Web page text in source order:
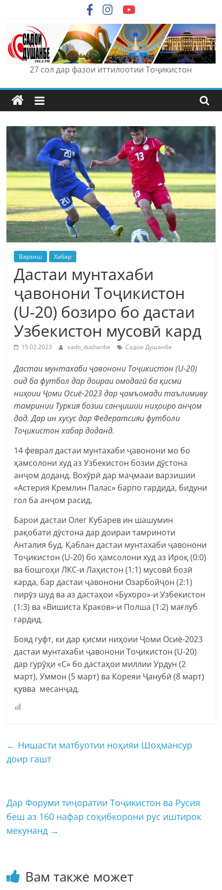
content
27 сол дар фазои иттилоотии Тоҷикистон
Варзиш Хабар
Дастаи мунтахаби
ҷавонони Тоҷикистон
(U-20) бозиро бо дастаи
Узбекистон мусовӣ кард
15.02.2023 sado_dushanbe Садои Душанбе
Дастаи мунтахаби ҷавонони Тоҷикистон (U-20)
оид ба футбол дар доираи омодагӣ ба қисми
ниҳоии Ҷоми Осиё-2023 дар ҷамъомади таълимиву
тамринии Туркия бозии санҷишии ниҳоиро анҷом
дод. Дар ин хусус дар Федератсияи футболи
Тоҷикистон хабар доданд.
14 феврал дастаи мунтахаби ҷавонони мо бо
ҳамсолони худ аз Узбекистон бозии дӯстона
анҷом доданд. Вохӯрӣ дар маҷмааи варзишии
«Астерия Кремлин Палас» барпо гардида, бидуни
гол ба анҷом расид.
Барои дастаи Олег Кубарев ин шашумин
рақобати дӯстона дар доираи тамриноти
Анталия буд. Қаблан дастаи мунтахаби ҷавонони
Тоҷикистон (U-20) бо ҳамсолони худ аз Ироқ (0:0)
ва бошгоҳи ЛКС-и Лаҳистон (1:1) мусовӣ бозӣ
карда, бар дастаи ҷавонони Озарбойҷон (2:1)
пирӯз шуд ва аз дастаҳои «Бухоро»-и Узбекистон
(1:3) ва «Вишиста Краков»-и Полша (1:2) мағлуб
гардид.
Бояд гуфт, ки дар қисми ниҳоии Ҷоми Осиё-2023
дастаи мунтахаби ҷавонони Тоҷикистон (U-20)
дар гурӯҳи «С» бо дастаҳои миллии Урдун (2
март), Уммон (5 март) ва Кореяи Ҷанубӣ (8 март)
қувва месанҷад.
← Нишасти матбуотии ноҳияи Шоҳмансур
доир гашт
Дар Форуми тиҷоратии Тоҷикистон ва Русия
беш аз 160 нафар соҳибкорони рус иштирок
мекунанд →
Вам также может